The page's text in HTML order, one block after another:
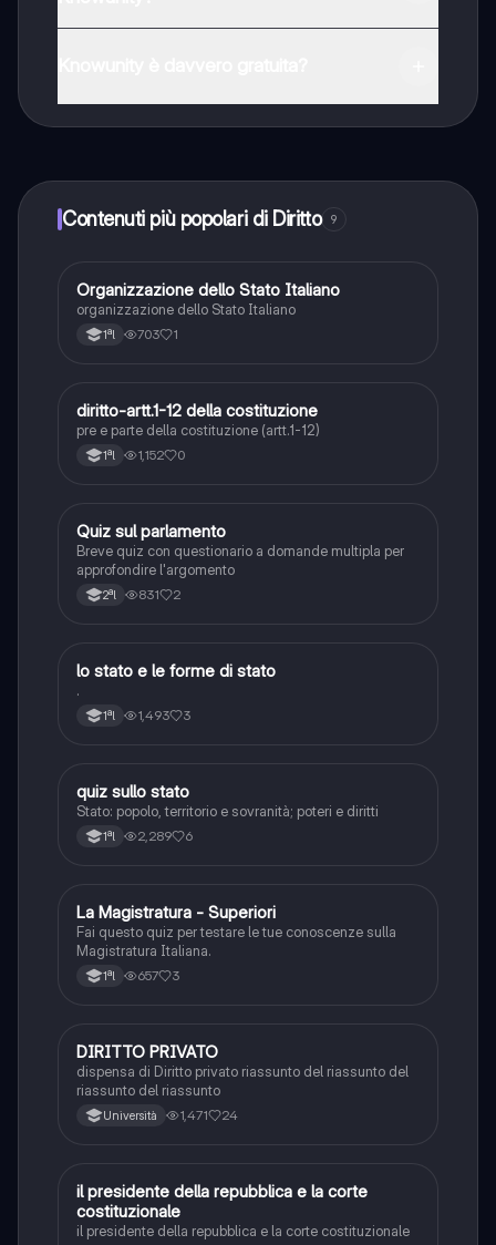
Knowunity Premium, che consente di studiare senza
Contenuti più popolari di Diritto 9
ODiritto
Organizzazione dello Stato Italiano
organizzazione dello Stato Italiano
1ªl 703 1
DDiritto
diritto-artt.1-12 della costituzione
pre e parte della costituzione (artt.1-12)
1ªl 1,152 0
QDiritto
Quiz sul parlamento
Breve quiz con questionario a domande multipla per
approfondire l'argomento
2ªl 831 2
LDiritto
lo stato e le forme di stato
.
1ªl 1,493 3
QDiritto
quiz sullo stato
Stato: popolo, territorio e sovranità; poteri e diritti
1ªl 2,289 6
L Diritto
La Magistratura - Superiori
Fai questo quiz per testare le tue conoscenze sulla
Magistratura Italiana.
1ªl 657 3
Diritto
DIRITTO PRIVATO
dispensa di Diritto privato riassunto del riassunto del
riassunto del riassunto
Università 1,471 24
Diritto
il presidente della repubblica e la corte
costituzionale
il presidente della repubblica e la corte costituzionale